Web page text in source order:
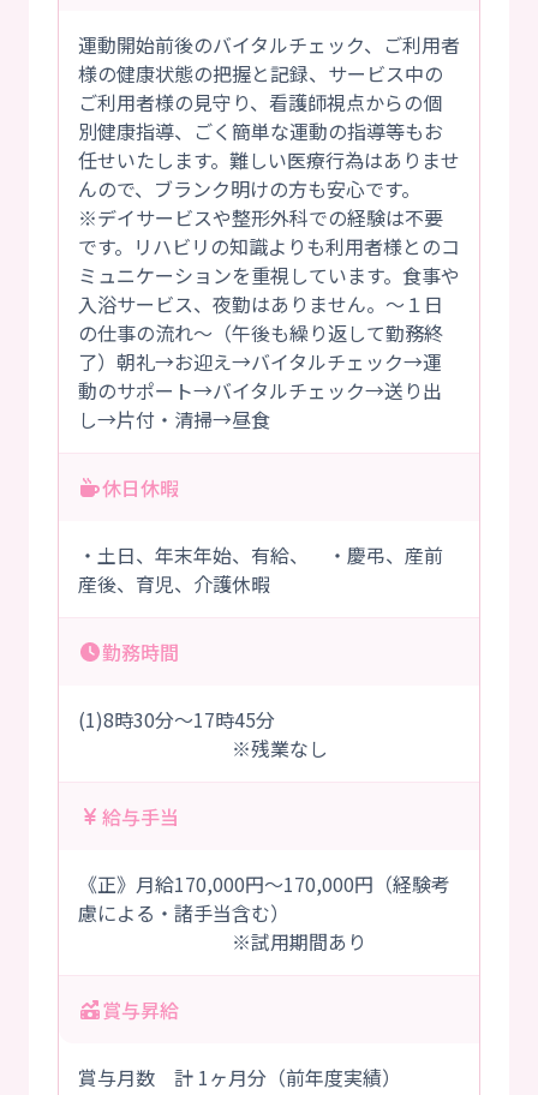
運動開始前後のバイタルチェック、ご利用者
様の健康状態の把握と記録、サービス中の
ご利用者様の見守り、看護師視点からの個
別健康指導、ごく簡単な運動の指導等もお
任せいたします。難しい医療行為はありませ
んので、ブランク明けの方も安心です。
※デイサービスや整形外科での経験は不要
です。リハビリの知識よりも利用者様とのコ
ミュニケーションを重視しています。食事や
入浴サービス、夜勤はありません。～１日
の仕事の流れ～（午後も繰り返して勤務終
了）朝礼→お迎え→バイタルチェック→運
動のサポート→バイタルチェック→送り出
し→片付・清掃→昼食
休日休暇
・土日、年末年始、有給、 ・慶弔、産前
産後、育児、介護休暇
勤務時間
(1)8時30分～17時45分
※残業なし
給与手当
《正》月給170,000円～170,000円（経験考
慮による・諸手当含む）
※試用期間あり
賞与昇給
賞与月数 計 1ヶ月分（前年度実績）